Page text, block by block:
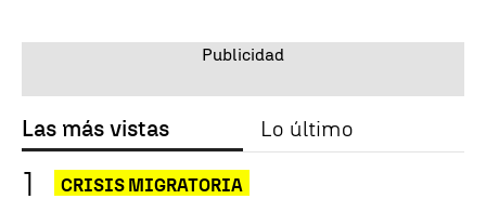
Las más vistas Lo último
CRISIS MIGRATORIA